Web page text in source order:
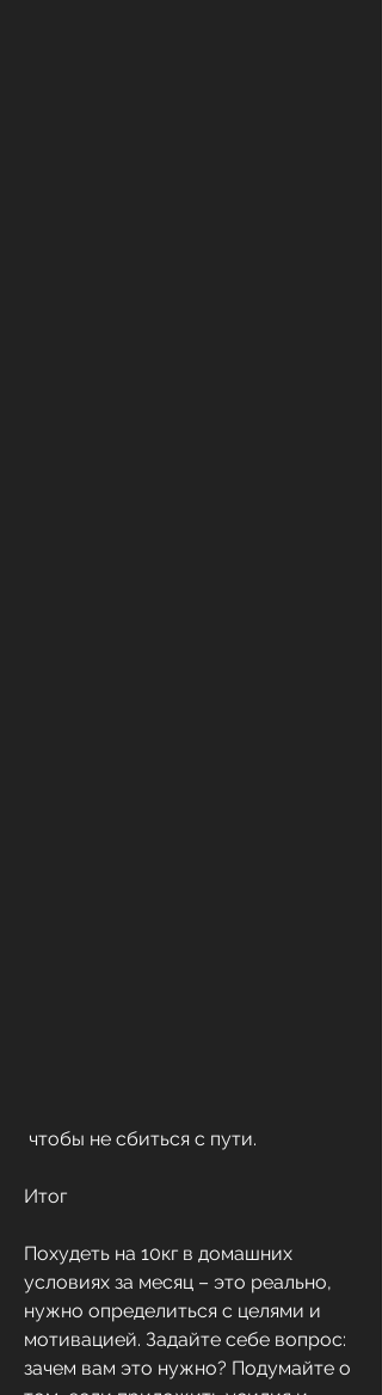
чтобы не сбиться с пути.
Итог
Похудеть на 10кг в домашних
условиях за месяц – это реально,
нужно определиться с целями и
мотивацией. Задайте себе вопрос:
зачем вам это нужно? Подумайте о